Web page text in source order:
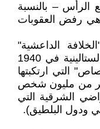
الرأس – بالنسبة
هي رفض العقوبات
الداعشية"
تحيلنا على مجزرة كاتين - Katyn - الستالينية في 1940
التي ارتكبتها
من مليون شخص
الشرقية التي
ودول البلطيق).